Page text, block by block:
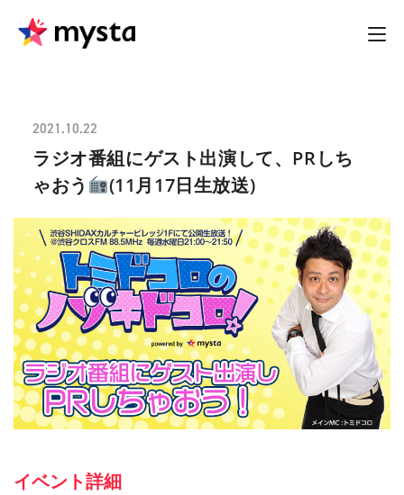
2021.10.22
ラジオ番組にゲスト出演して、PRしち
ゃおう
(11月17日生放送)
イベント詳細